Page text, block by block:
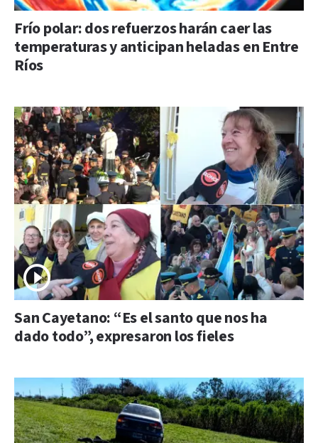
Frío polar: dos refuerzos harán caer las
temperaturas y anticipan heladas en Entre
Ríos
San Cayetano: “Es el santo que nos ha
dado todo”, expresaron los fieles